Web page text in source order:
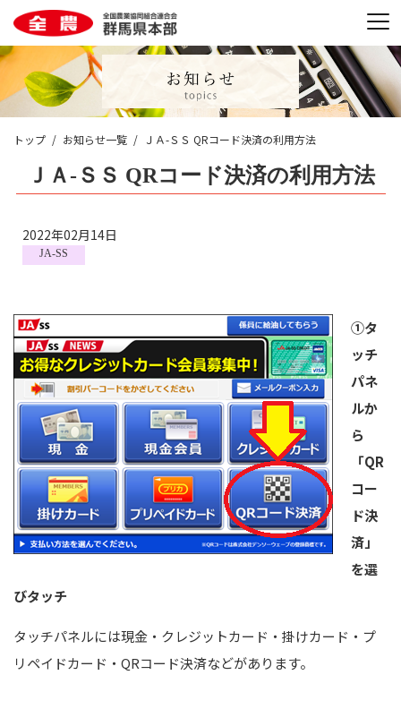
トップ お知らせ一覧 ＪＡ-ＳＳ QRコード決済の利用方法
ＪＡ-ＳＳ QRコード決済の利用方法
2022年02月14日
JA-SS
①タ
ッチ
パネ
ルか
ら
「QR
コー
ド決
済」
を選
びタッチ
タッチパネルには現金・クレジットカード・掛けカード・プ
リペイドカード・QRコード決済などがあります。